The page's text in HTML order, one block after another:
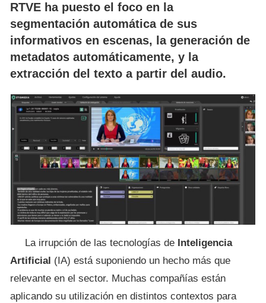
RTVE ha puesto el foco en la
segmentación automática de sus
informativos en escenas, la generación de
metadatos automáticamente, y la
extracción del texto a partir del audio.
La irrupción de las tecnologías de Inteligencia
Artificial (IA) está suponiendo un hecho más que
relevante en el sector. Muchas compañías están
aplicando su utilización en distintos contextos para